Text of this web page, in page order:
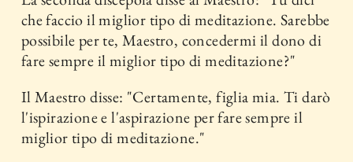
che faccio il miglior tipo di meditazione. Sarebbe
possibile per te, Maestro, concedermi il dono di
fare sempre il miglior tipo di meditazione?"
Il Maestro disse: "Certamente, figlia mia. Ti darò
l'ispirazione e l'aspirazione per fare sempre il
miglior tipo di meditazione."